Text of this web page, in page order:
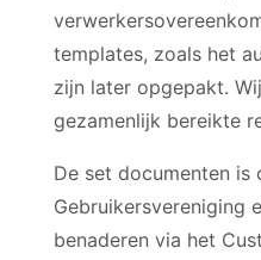
templates, zoals het
zijn later opgepakt.
gezamenlijk bereikte
De set documenten
Gebruikersvereniging
benaderen via het